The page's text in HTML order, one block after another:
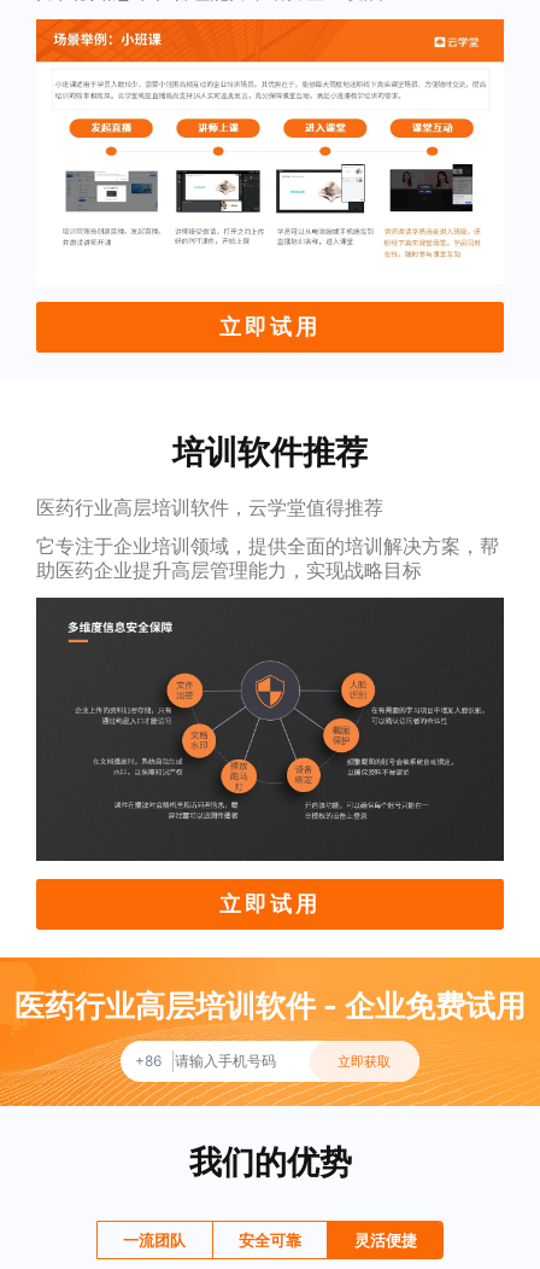
立即试用
培训软件推荐
医药行业高层培训软件，云学堂值得推荐
它专注于企业培训领域，提供全面的培训解决方案，帮
助医药企业提升高层管理能力，实现战略目标
立即试用
医药行业高层培训软件 - 企业免费试用
+86 立即获取
我们的优势
一流团队 安全可靠 灵活便捷